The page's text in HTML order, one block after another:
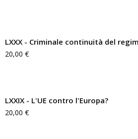
LXXX - Criminale continuità del
20,00 €
LXXIX - L'UE contro l'Europa?
20,00 €